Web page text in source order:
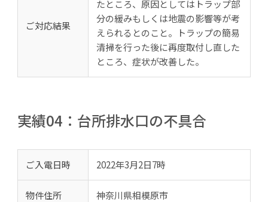
ご対応結果
たところ、原因としてはトラップ部
分の緩みもしくは地震の影響等が考
えられるとのこと。トラップの簡易
清掃を行った後に再度取付し直した
ところ、症状が改善した。
実績04：台所排水口の不具合
ご入電日時 2022年3月2日7時
物件住所 神奈川県相模原市